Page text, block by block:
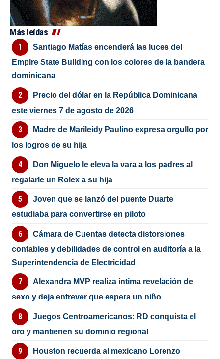
Más leídas
Santiago Matías encenderá las luces del
Empire State Building con los colores de la bandera
dominicana
Precio del dólar en la República Dominicana
este viernes 7 de agosto de 2026
Madre de Marileidy Paulino expresa orgullo por
los logros de su hija
Don Miguelo le eleva la vara a los padres al
regalarle un Rolex a su hija
Joven que se lanzó del puente Duarte
estudiaba para convertirse en piloto
Cámara de Cuentas detecta distorsiones
contables y debilidades de control en auditoría a la
Superintendencia de Electricidad
Alexandra MVP realiza íntima revelación de
sexo y deja entrever que espera un niño
Juegos Centroamericanos: RD conquista el
oro y mantienen su dominio regional
Houston recuerda al mexicano Lorenzo